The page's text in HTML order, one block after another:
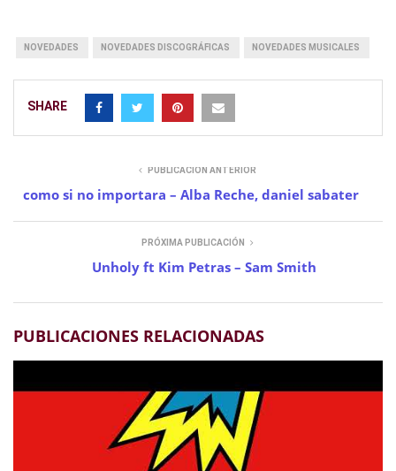
NOVEDADES NOVEDADES DISCOGRÁFICAS NOVEDADES MUSICALES
SHARE
PUBLICACIÓN ANTERIOR
como si no importara – Alba Reche, daniel sabater
PRÓXIMA PUBLICACIÓN
Unholy ft Kim Petras – Sam Smith
PUBLICACIONES RELACIONADAS